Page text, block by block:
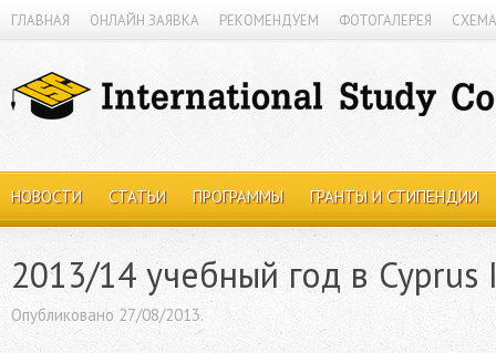
ГЛАВНАЯ ОНЛАЙН ЗАЯВКА РЕКОМЕНДУЕМ ФОТОГАЛЕРЕЯ
НОВОСТИ СТАТЬИ ПРОГРАММЫ ГРАНТЫ И СТИПЕНДИИ
2013/14 учебный год в
Опубликовано 27/08/2013.